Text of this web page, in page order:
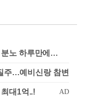
분노 하루만에…
주…예비신랑 참변